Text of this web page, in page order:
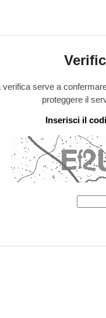
verifica serve a
proteggere il
Inserisci il